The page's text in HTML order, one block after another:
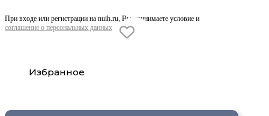
При входе или регистрации на nuih.ru, Вы принимаете условие и
соглашение о персональных данных
Избранное